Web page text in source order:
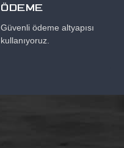
ÖDEME
Güvenli ödeme altyapısı
kullanıyoruz.